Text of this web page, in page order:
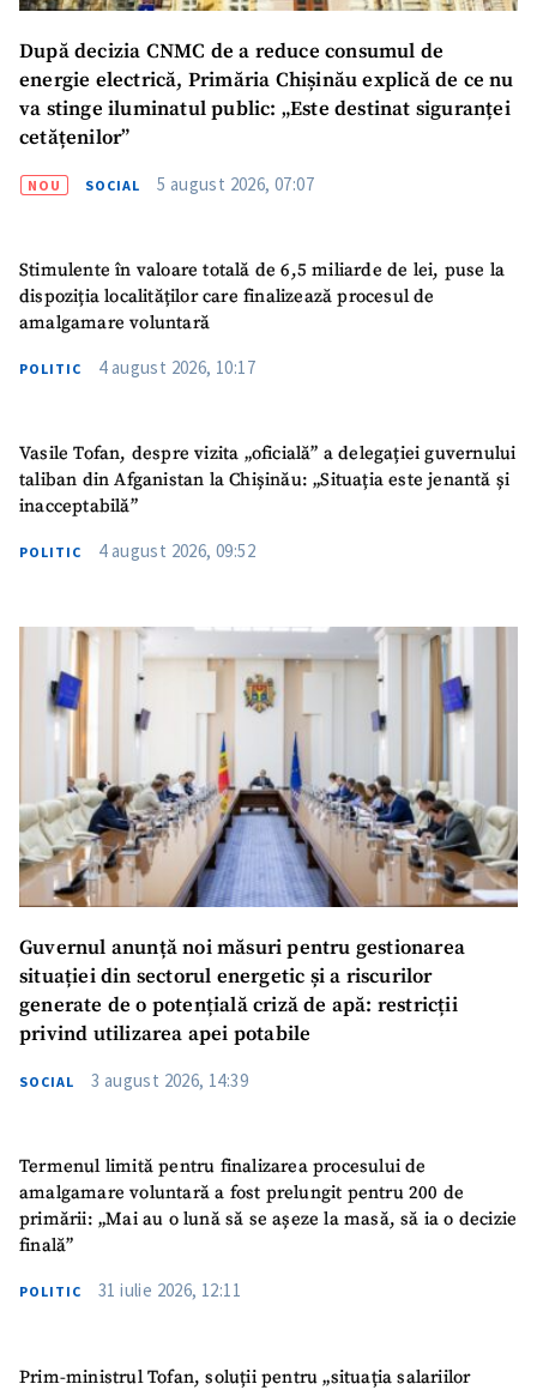
După decizia CNMC de a reduce consumul de
energie electrică, Primăria Chișinău explică de ce nu
va stinge iluminatul public: „Este destinat siguranței
cetățenilor”
NOU SOCIAL 5 august 2026, 07:07
Stimulente în valoare totală de 6,5 miliarde de lei, puse la
dispoziția localităților care finalizează procesul de
amalgamare voluntară
POLITIC 4 august 2026, 10:17
Vasile Tofan, despre vizita „oficială” a delegației guvernului
taliban din Afganistan la Chișinău: „Situația este jenantă și
inacceptabilă”
POLITIC 4 august 2026, 09:52
Guvernul anunță noi măsuri pentru gestionarea
situației din sectorul energetic și a riscurilor
generate de o potențială criză de apă: restricții
privind utilizarea apei potabile
SOCIAL 3 august 2026, 14:39
Termenul limită pentru finalizarea procesului de
amalgamare voluntară a fost prelungit pentru 200 de
primării: „Mai au o lună să se așeze la masă, să ia o decizie
finală”
POLITIC 31 iulie 2026, 12:11
Prim-ministrul Tofan, soluții pentru „situația salariilor